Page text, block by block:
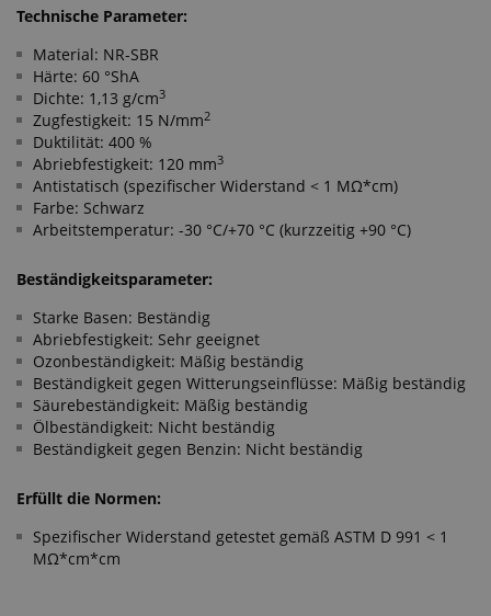
Technische Parameter:
Material: NR-SBR
Härte: 60 °ShA
Dichte: 1,13 g/cm3
Zugfestigkeit: 15 N/mm2
Duktilität: 400 %
Abriebfestigkeit: 120 mm3
Antistatisch (spezifischer Widerstand < 1 MΩ*cm)
Farbe: Schwarz
Arbeitstemperatur: -30 °C/+70 °C (kurzzeitig +90 °C)
Beständigkeitsparameter:
Starke Basen: Beständig
Abriebfestigkeit: Sehr geeignet
Ozonbeständigkeit: Mäßig beständig
Beständigkeit gegen Witterungseinflüsse: Mäßig beständig
Säurebeständigkeit: Mäßig beständig
Ölbeständigkeit: Nicht beständig
Beständigkeit gegen Benzin: Nicht beständig
Erfüllt die Normen:
Spezifischer Widerstand getestet gemäß ASTM D 991 < 1
MΩ*cm*cm